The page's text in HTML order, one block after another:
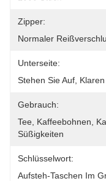
Zipper:
Normaler
Unterseite:
Stehen Sie Auf, Klaren
Gebrauch:
Tee, Kaffeebohnen,
Süßigkeiten
Schlüsselwort:
Aufsteh-Taschen Im